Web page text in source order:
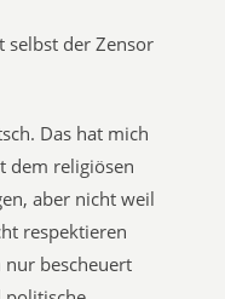
selbst der Zensor
Das hat mich
dem religiösen
aber nicht weil
respektieren
bescheuert